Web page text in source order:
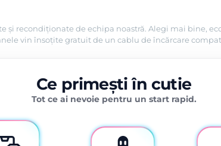
și recondiționate de echipa noastră. Alegi mai bine,
vin însoțite gratuit de un cablu de încărcare
Ce primești în cutie
Tot ce ai nevoie pentru un start rapid.